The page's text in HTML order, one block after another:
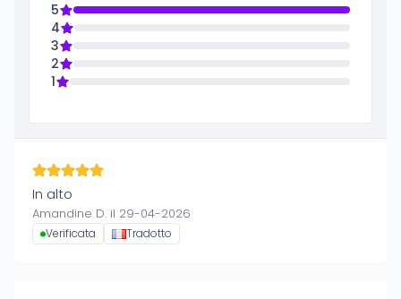
5
4
3
2
1
In alto
Amandine D. il 29-04-2026
Verificata Tradotto